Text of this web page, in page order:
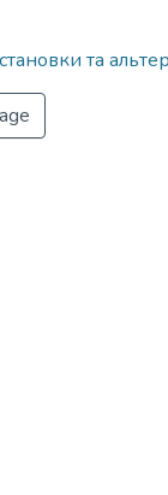
та